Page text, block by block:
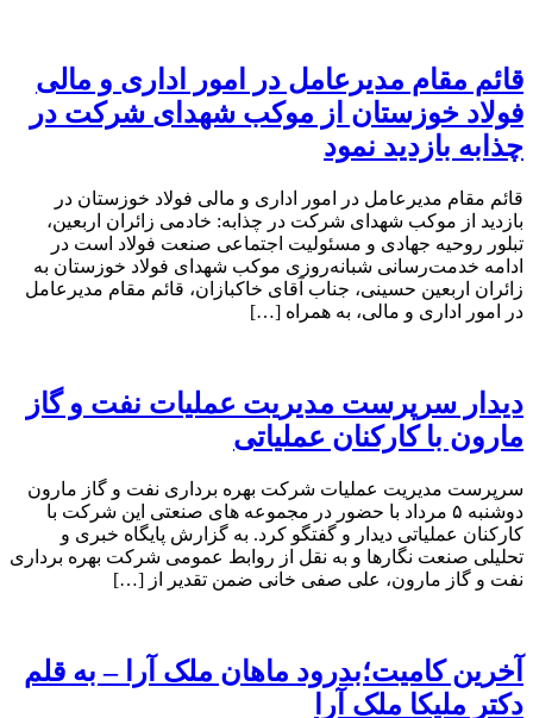
قائم مقام مدیرعامل در امور اداری و مالی
فولاد خوزستان از موکب شهدای شرکت در
چذابه بازدید نمود
قائم مقام مدیرعامل در امور اداری و مالی فولاد خوزستان در
بازدید از موکب شهدای شرکت در چذابه: خادمی زائران اربعین،
تبلور روحیه جهادی و مسئولیت اجتماعی صنعت فولاد است در
ادامه خدمت‌رسانی شبانه‌روزی موکب شهدای فولاد خوزستان به
زائران اربعین حسینی، جناب آقای خاکبازان، قائم مقام مدیرعامل
در امور اداری و مالی، به همراه […]
دیدار سرپرست مدیریت عملیات نفت و گاز
مارون با کارکنان عملیاتی
سرپرست مدیریت عملیات شرکت بهره برداری نفت و گاز مارون
دوشنبه ۵ مرداد با حضور در مجموعه های صنعتی این شرکت با
کارکنان عملیاتی دیدار و گفتگو کرد. به گزارش پایگاه خبری و
تحلیلی صنعت نگارها و به نقل از روابط عمومی شرکت بهره برداری
نفت و گاز مارون، علی صفی خانی ضمن تقدیر از […]
آخرین کامیت؛بدرود ماهان ملک آرا – به قلم
دکتر ملیکا ملک آرا